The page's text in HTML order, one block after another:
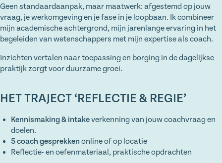
Geen standaardaanpak, maar maatwerk: afgestemd op jouw
vraag, je werkomgeving en je fase in je loopbaan. Ik combineer
mijn academische achtergrond, mijn jarenlange ervaring in het
begeleiden van wetenschappers met mijn expertise als coach.
Inzichten vertalen naar toepassing en borging in de dagelijkse
praktijk zorgt voor duurzame groei.
HET TRAJECT ‘REFLECTIE & REGIE’
Kennismaking & intakeverkenning van jouw coachvraag en
doelen.
5 coach gesprekken online of op locatie
Reflectie- en oefenmateriaal, praktische opdrachten